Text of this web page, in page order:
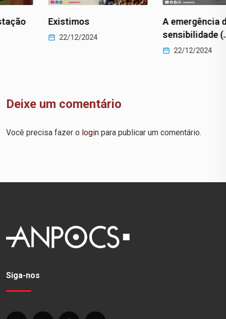
Existimos
22/12/2024
A emergência da
sensibilidade (…)
22/12/2024
Deixe um comentário
Você precisa fazer o login para publicar um comentário.
Siga-nos